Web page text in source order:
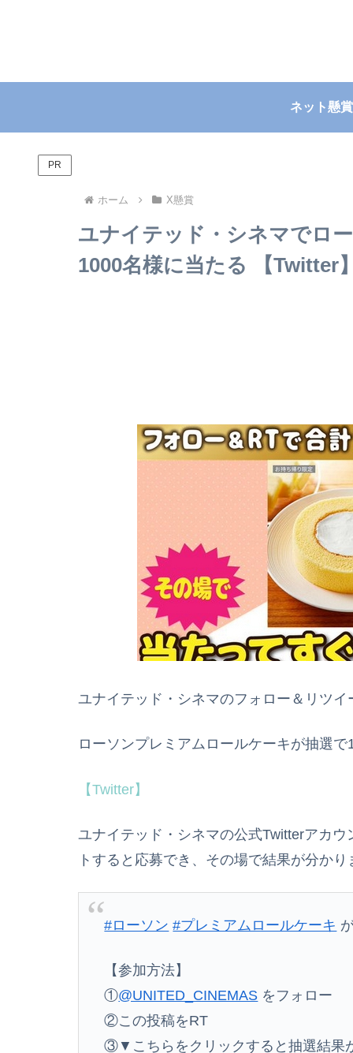
ネット懸賞
PR
ホーム X懸賞
ユナイテッド・シネマでロ
1000名様に当たる 【Twitter
ユナイテッド・シネマのフォロー＆リツ
ローソンプレミアムロールケーキが抽選
【Twitter】
ユナイテッド・シネマの公式Twitterアカ
トすると応募でき、その場で結果が分かり
#ローソン #プレミアムロールケーキ
【参加方法】
①@UNITED_CINEMAS をフォロー
②この投稿をRT
③▼こちらをクリックすると抽選結果